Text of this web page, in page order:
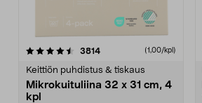
3814arvostelut (1,00/kpl)
Keittiön puhdistus & tiskaus
Mikrokuituliina 32 x 31 cm, 4
kpl
4.5viidestä